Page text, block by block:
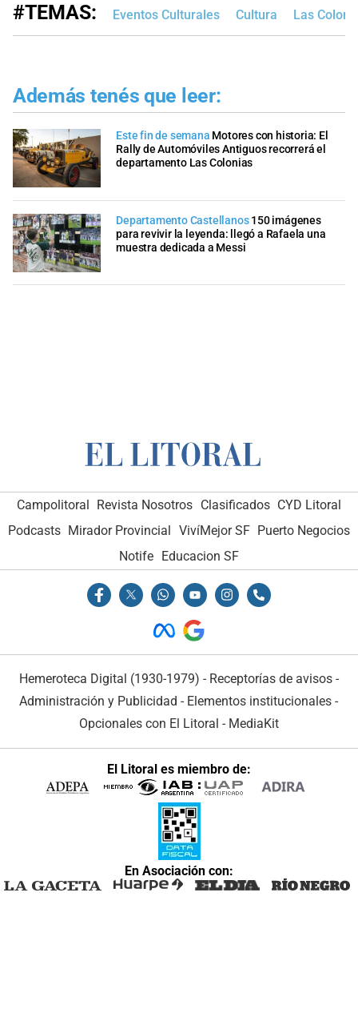
#TEMAS: Eventos Culturales Cultura Las
Además tenés que leer:
Este fin de semana Motores con historia: El
Rally de Automóviles Antiguos recorrerá el
departamento Las Colonias
Departamento Castellanos 150 imágenes
para revivir la leyenda: llegó a Rafaela una
muestra dedicada a Messi
Campolitoral Revista Nosotros Clasificados CYD Litoral
Podcasts Mirador Provincial VivíMejor SF Puerto Negocios
Notife Educacion SF
Hemeroteca Digital (1930-1979) - Receptorías de avisos -
Administración y Publicidad - Elementos institucionales -
Opcionales con El Litoral - MediaKit
El Litoral es miembro de:
En Asociación con: